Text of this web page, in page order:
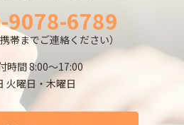
9078-6789
帯までご連絡ください）
時間 8:00～17:00
火曜日・木曜日